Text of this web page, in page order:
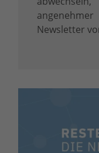
Newsletter